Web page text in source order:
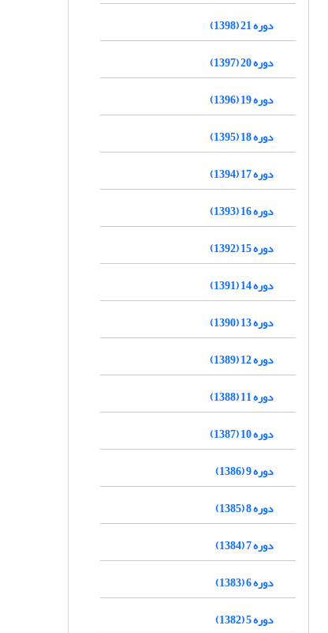
دوره 21 (1398)
دوره 20 (1397)
دوره 19 (1396)
دوره 18 (1395)
دوره 17 (1394)
دوره 16 (1393)
دوره 15 (1392)
دوره 14 (1391)
دوره 13 (1390)
دوره 12 (1389)
دوره 11 (1388)
دوره 10 (1387)
دوره 9 (1386)
دوره 8 (1385)
دوره 7 (1384)
دوره 6 (1383)
دوره 5 (1382)